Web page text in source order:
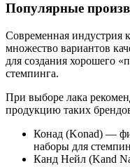
Популярные
Современная индустрия
множество вариантов
для создания хорошего
стемпинга.
При выборе лака
продукцию таких
Конад (Konad) —
наборы для
Канд Нейл (Kand